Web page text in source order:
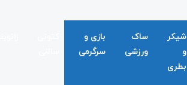
شیکر
و
بطری
ساک
ورزشی
بازی و
سرگرمی